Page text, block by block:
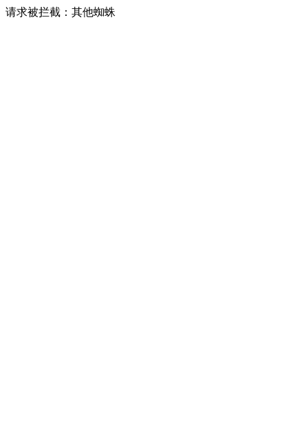
请求被拦截：其他蜘蛛